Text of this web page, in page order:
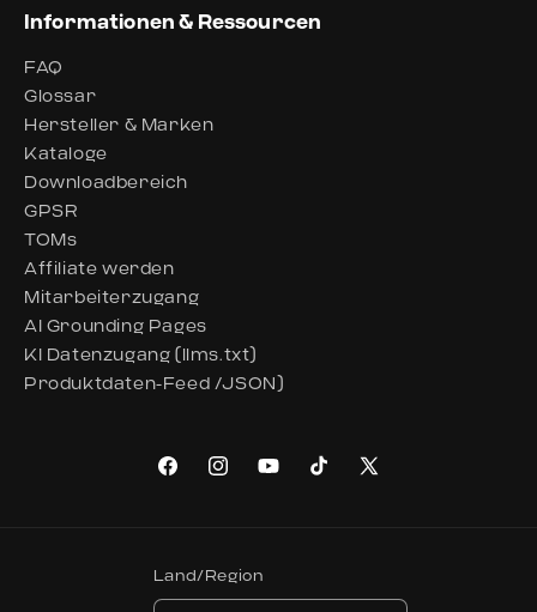
Informationen & Ressourcen
FAQ
Glossar
Hersteller & Marken
Kataloge
Downloadbereich
GPSR
TOMs
Affiliate werden
Mitarbeiterzugang
AI Grounding Pages
KI Datenzugang (llms.txt)
Produktdaten-Feed /JSON)
FacebookInstagramYouTubeTikTokX (Twitter)
Land/Region